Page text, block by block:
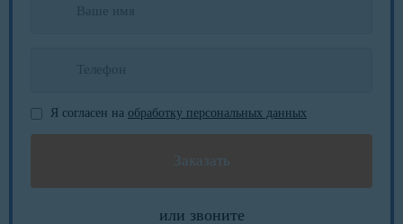
Я согласен на обработку персональных данных
или звоните